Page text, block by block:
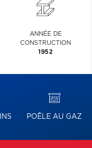
ANNÉE DE
CONSTRUCTION
1952
POÊLE AU GAZ